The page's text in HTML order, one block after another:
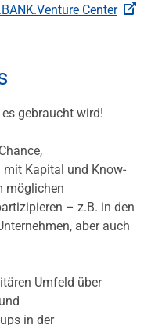
Center
gebraucht wird!
mit Kapital und Know-
möglichen
– z.B. in den
aber auch
Umfeld über
in der